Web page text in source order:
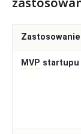
Zastosowanie
MVP startupu